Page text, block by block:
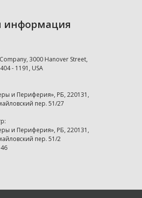
информация
3000 Hanover Street,
- 1191, USA
и Периферия», РБ, 220131,
пер. 51/27
и Периферия», РБ, 220131,
пер. 51/2